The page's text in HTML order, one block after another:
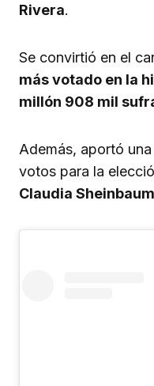
Rivera.
Se convirtió en el
más votado en la
millón 908 mil
Además, aportó
votos para la
Claudia